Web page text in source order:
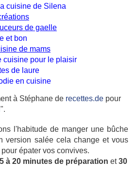
cuisine de Silena
de gaelle
et bon
de mams
cuisine pour le plaisir
de laure
en cuisine
à Stéphane de recettes.de pour
".
l'habitude de manger une bûche
version salée cela change et vous
épater vos convives.
à 20 minutes de préparation et30